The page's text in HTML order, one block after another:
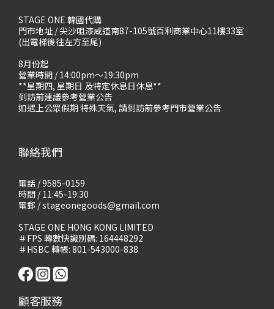
STAGE ONE 韓國代購
門市地址 / 尖沙咀漆咸道南87-105號百利商業中心11樓33室
(出電梯後往左方至尾)
8月份起
營業時間 / 14:00pm～19:30pm
**星期四, 星期日 及特定休息日休息**
到訪前建議參考營業公告
如遇上公眾假期 特殊天氣, 請到訪前參考門市營業公告
聯絡我們
電話 / 9585-0159
時間 / 11:45-19:30
電郵 / stageonegoods@gmail.com
STAGE ONE HONG KONG LIMITED
＃FPS 轉數快識別碼: 164448292
＃HSBC 轉帳: 801-543000-838
顧客服務